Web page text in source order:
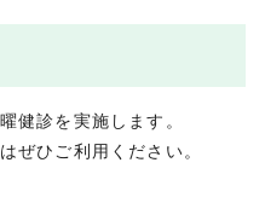
健診を実施します。
ぜひご利用ください。